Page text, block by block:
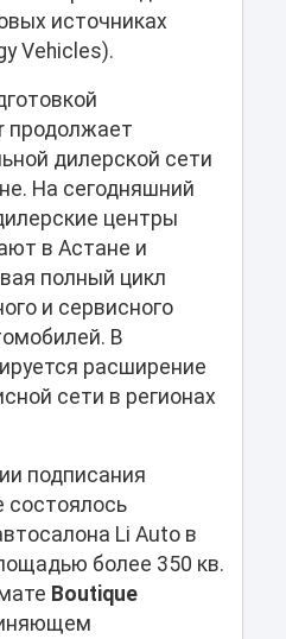
источниках
Vehicles).
продолжает
дилерской сети
На сегодняшний
центры
в Астане и
полный цикл
и сервисного
В
расширение
сети в регионах
подписания
состоялось
Li Auto в
более 350 кв.
Boutique